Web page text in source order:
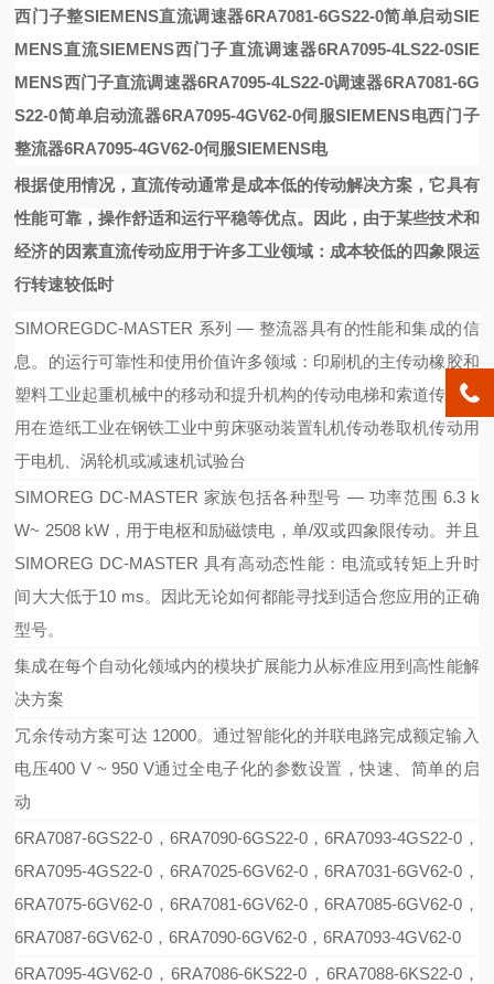
西门子整SIEMENS直流调速器6RA7081-6GS22-0简单启动SIE
MENS直流SIEMENS西门子直流调速器6RA7095-4LS22-0SIE
MENS西门子直流调速器6RA7095-4LS22-0调速器6RA7081-6G
S22-0简单启动流器6RA7095-4GV62-0伺服SIEMENS电西门子
整流器6RA7095-4GV62-0伺服SIEMENS电
根据使用情况，直流传动通常是成本低的传动解决方案，它具有
性能可靠，操作舒适和运行平稳等优点。因此，由于某些技术和
经济的因素直流传动应用于许多工业领域：成本较低的四象限运
行转速较低时
SIMOREGDC-MASTER 系列 — 整流器具有的性能和集成的信
息。的运行可靠性和使用价值许多领域：印刷机的主传动橡胶和
塑料工业起重机械中的移动和提升机构的传动电梯和索道传动应
用在造纸工业在钢铁工业中剪床驱动装置轧机传动卷取机传动用
于电机、涡轮机或减速机试验台
SIMOREG DC-MASTER 家族包括各种型号 — 功率范围 6.3 k
W~ 2508 kW，用于电枢和励磁馈电，单/双或四象限传动。并且
SIMOREG DC-MASTER 具有高动态性能：电流或转矩上升时
间大大低于10 ms。因此无论如何都能寻找到适合您应用的正确
型号。
集成在每个自动化领域内的模块扩展能力从标准应用到高性能解
决方案
冗余传动方案可达 12000。通过智能化的并联电路完成额定输入
电压400 V ~ 950 V通过全电子化的参数设置，快速、简单的启
动
6RA7087-6GS22-0 ， 6RA7090-6GS22-0，6RA7093-4GS22-0 ，
6RA7095-4GS22-0 ， 6RA7025-6GV62-0，6RA7031-6GV62-0 ，
6RA7075-6GV62-0 ， 6RA7081-6GV62-0，6RA7085-6GV62-0 ，
6RA7087-6GV62-0 ，6RA7090-6GV62-0 ，6RA7093-4GV62-0
6RA7095-4GV62-0 ，6RA7086-6KS22-0 ， 6RA7088-6KS22-0，